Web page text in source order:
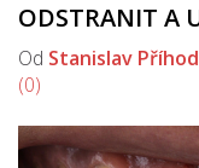
ODSTRANIT A
Od Stanislav
(0)